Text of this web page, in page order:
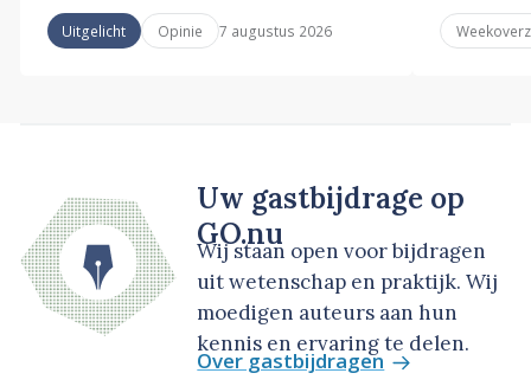
Uitgelicht Opinie 7 augustus 2026
Uw gastbijdrage op
GO.nu
Wij staan open voor bijdragen
uit wetenschap en praktijk. Wij
moedigen auteurs aan hun
kennis en ervaring te delen.
Over gastbijdragen